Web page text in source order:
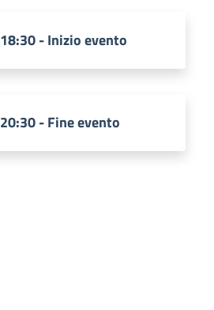
18:30 - Inizio evento
20:30 - Fine evento